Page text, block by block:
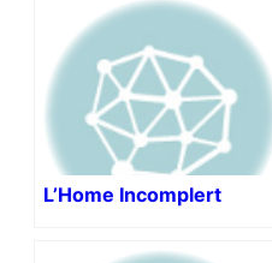
L’Home Incomplert